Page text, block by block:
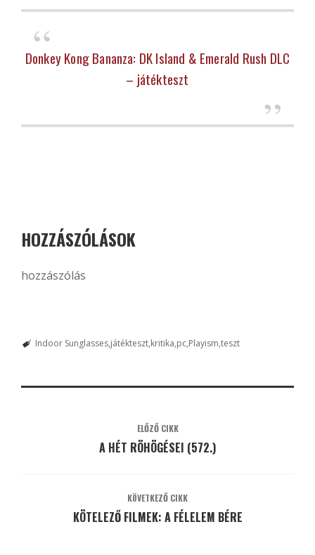
Donkey Kong Bananza: DK Island & Emerald Rush DLC
– játékteszt
HOZZÁSZÓLÁSOK
hozzászólás
Indoor Sunglasses játékteszt kritika pc Playism teszt
ELŐZŐ CIKK
A HÉT RÖHÖGÉSEI (572.)
KÖVETKEZŐ CIKK
KÖTELEZŐ FILMEK: A FÉLELEM BÉRE